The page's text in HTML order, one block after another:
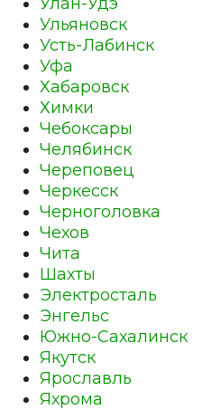
Ульяновск
Усть-Лабинск
Уфа
Хабаровск
Химки
Чебоксары
Челябинск
Череповец
Черкесск
Черноголовка
Чехов
Чита
Шахты
Электросталь
Энгельс
Южно-Сахалинск
Якутск
Ярославль
Яхрома